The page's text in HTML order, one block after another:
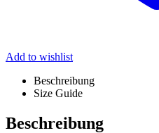
Add to wishlist
Beschreibung
Size Guide
Beschreibung